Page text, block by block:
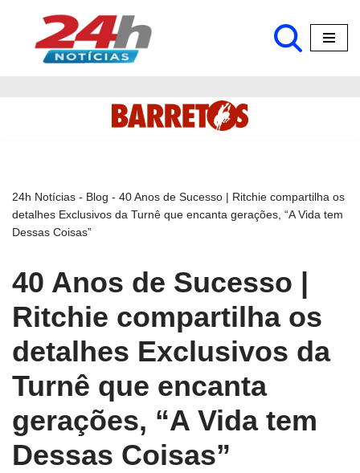
Pular
24h Notícias - Blog - 40 Anos de Sucesso | Ritchie compartilha os
detalhes Exclusivos da Turnê que encanta gerações, “A Vida tem
Dessas Coisas”
40 Anos de Sucesso |
Ritchie compartilha os
detalhes Exclusivos da
Turnê que encanta
gerações, “A Vida tem
Dessas Coisas”